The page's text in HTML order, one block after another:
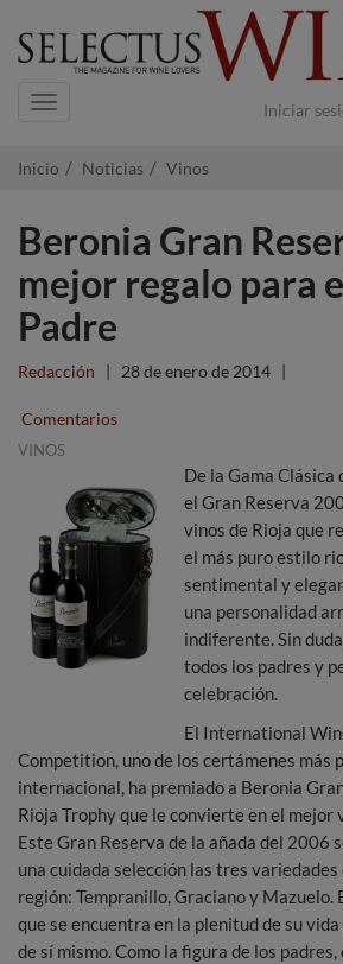
Iniciar
Navigation
Inicio Noticias Vinos
Beronia Gran
mejor regalo para
Padre
Redacción | 28 de enero de 2014 |
Comentarios
VINOS
De la Gama Clásica
el Gran Reserva
vinos de Rioja que
el más puro estilo
sentimental y
una personalidad
indiferente. Sin
todos los padres y
celebración.
El International
Competition, uno de los certámenes más
internacional, ha premiado a Beronia
Rioja Trophy que le convierte en el mejor
Este Gran Reserva de la añada del 2006
una cuidada selección las tres variedades
región: Tempranillo, Graciano y Mazuelo.
que se encuentra en la plenitud de su
de sí mismo. Como la figura de los